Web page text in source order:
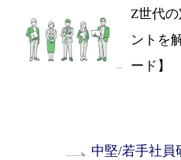
Z世代
ントを
ード】
中堅/若手社員